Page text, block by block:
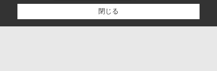
閉じる